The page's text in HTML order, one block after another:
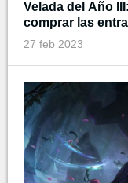
Velada del Año
comprar las
27 feb 2023